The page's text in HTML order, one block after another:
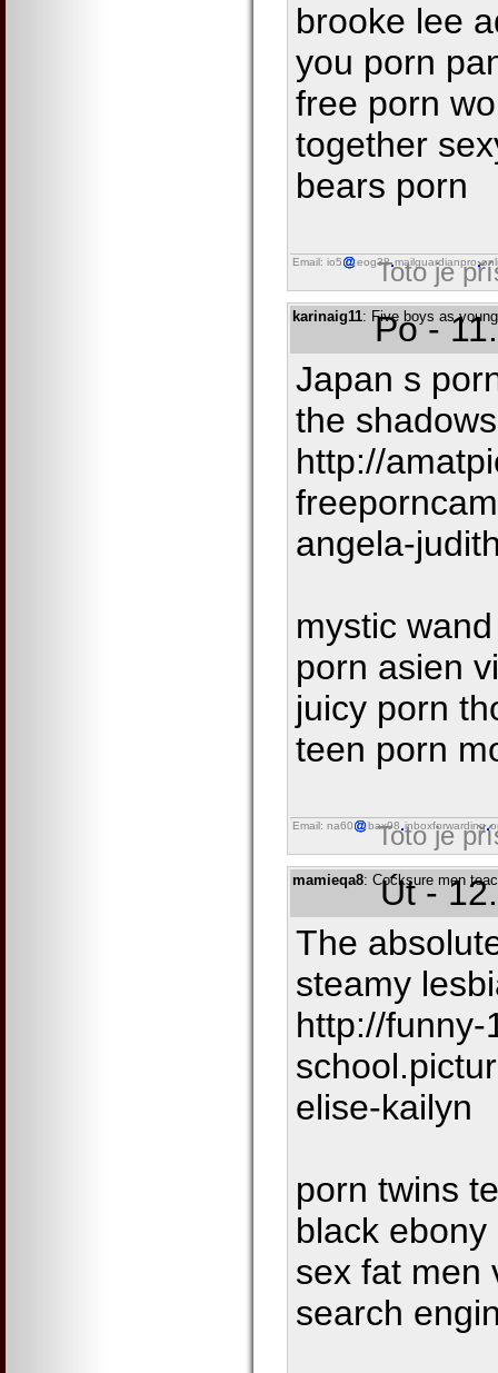
brooke lee
you porn
free porn
together
bears porn
Email: io5 eog38 mailguardianpro
Toto je
karinaig11: Five boys as
Po -
Japan s
the
http://
angela-
mystic
porn asien
juicy porn
teen porn
Email: na60 bax98 inboxforwarding
Toto je
mamieqa8: Cocksure men
Út -
The
steamy
http://
elise-kailyn
porn twins
black
sex fat men
search